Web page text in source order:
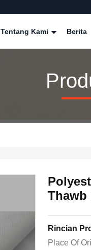
Tentang Kami Berita
Thawb
Rincian
Place Of